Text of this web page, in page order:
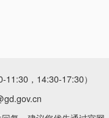
，14:30-17:30）